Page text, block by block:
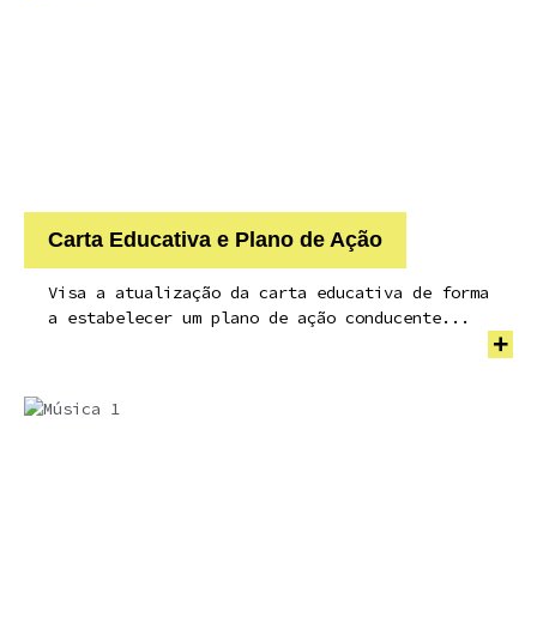
Carta Educativa e Plano de Ação
Visa a atualização da carta educativa de forma
a estabelecer um plano de ação conducente...
+